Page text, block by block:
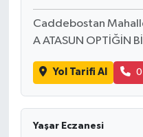
Caddebostan
A ATASUN OPTİĞİN
Yol Tarifi Al
Yaşar Eczanesi